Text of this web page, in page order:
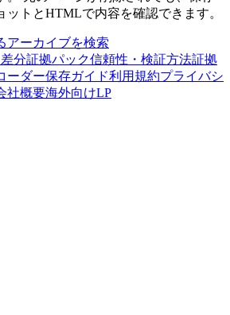
ットとHTMLで内容を確認できます。
アーカイブを検索
分証拠パック信頼性・検証方法証拠
ーダー保存ガイド利用規約プライバシ
社概要海外向けLP